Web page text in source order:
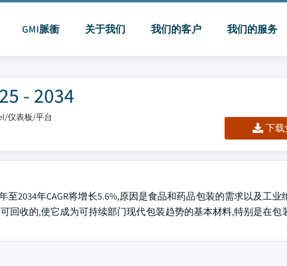
GMI脈衝 关于我们 我们的客户 我们的服务
- 2034
仪表板/平台
下载
至2034年CAGR将增长5.6%,原因是食品和药品包装的需求以及工
回收的,使它成为可持续部门现代包装趋势的基本材料,特别是在包